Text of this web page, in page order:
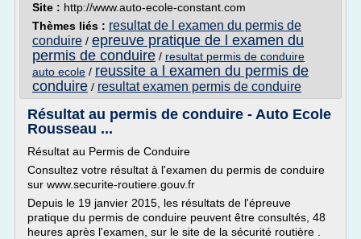
Site : http://www.auto-ecole-constant.com
Thèmes liés : resultat de l examen du permis de
conduire / epreuve pratique de l examen du
permis de conduire / resultat permis de conduire
auto ecole / reussite a l examen du permis de
conduire / resultat examen permis de conduire
Résultat au permis de conduire - Auto Ecole
Rousseau ...
Résultat au Permis de Conduire
Consultez votre résultat à l'examen du permis de conduire
sur www.securite-routiere.gouv.fr
Depuis le 19 janvier 2015, les résultats de l'épreuve
pratique du permis de conduire peuvent être consultés, 48
heures après l'examen, sur le site de la sécurité routière .